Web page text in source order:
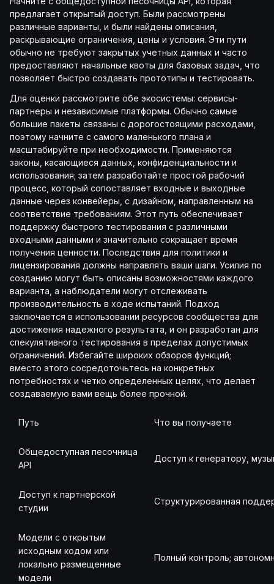
предлагает открытый доступ. Были рассмотрены
различные варианты, и были найдены описания,
раскрывающие ограничения, цены и условия. Эти пути
обычно не требуют закрытых учетных данных и часто
предоставляют начальные квоты для базовых задач, что
позволяет быстро создавать прототипы и тестировать.
Для оценки рассмотрите обе экосистемы: сервисы-
партнеры и независимые платформы. Обычно самые
большие пакеты связаны с дорогостоящими расходами,
поэтому начните с самого маленького плана и
масштабируйте при необходимости. Применяются
законы, касающиеся данных, конфиденциальности и
использования; затем разработайте простой рабочий
процесс, который сопоставляет входные и выходные
данные через конвейеры, с дизайном, направленным на
соответствие требованиям. Этот путь обеспечивает
поддержку быстрого тестирования с различными
входными данными и значительно сокращает время
получения ценности. Последствия для политики и
лицензирования должны направлять ваши шаги. Усилия по
созданию могут быть описаны возможностями каждого
варианта, а наблюдатели могут отслеживать
производительность в ходе испытаний. Подход
заключается в использовании ресурсов сообщества для
достижения надежного результата, и он разработан для
спекулятивного тестирования в пределах допустимых
ограничений. Избегайте широких обзоров функций;
вместо этого сосредоточьтесь на конкретных
потребностях и четко определенных целях, что делает
создаваемую вами вещь более прочной.
Путь Что вы получаете
Общедоступная песочница
API
Доступ к генератору,
Доступ к партнерской
студии
Структурированная
Модели с открытым
исходным кодом или
локально размещенные
модели
Полный контроль;